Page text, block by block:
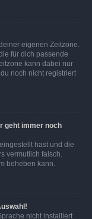
eigenen Zeitzone.
für dich passende
kann dabei nur
noch nicht registriert
geht immer noch
hast und die
vermutlich falsch.
beheben kann.
nicht installiert